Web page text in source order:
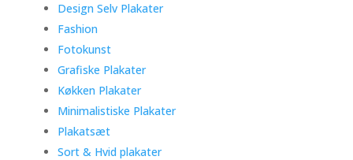
Design Selv Plakater
Fashion
Fotokunst
Grafiske Plakater
Køkken Plakater
Minimalistiske Plakater
Plakatsæt
Sort & Hvid plakater